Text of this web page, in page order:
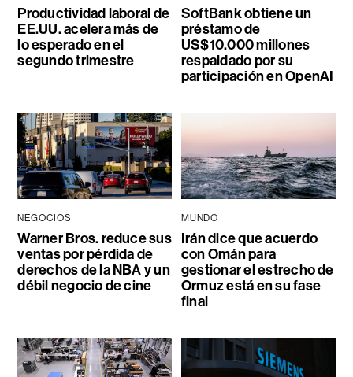
Productividad laboral de
EE.UU. acelera más de
lo esperado en el
segundo trimestre
SoftBank obtiene un
préstamo de
US$10.000 millones
respaldado por su
participación en OpenAI
NEGOCIOS
Warner Bros. reduce sus
ventas por pérdida de
derechos de la NBA y un
débil negocio de cine
MUNDO
Irán dice que acuerdo
con Omán para
gestionar el estrecho de
Ormuz está en su fase
final